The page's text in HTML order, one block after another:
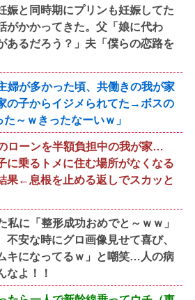
娠と同時期にプリンも妊娠してた
かかってきた。父「娘に代わ
あるだろう？」夫「僕らの恋路を
婦が多かった頃、共働きの我が家
の子からイジメられてた→ボスの
～ｗきったなーいｗ」
ローンを半額負担中の我が家…
に乗るトメに住む場所がなくなる
果←息根を止める返しでスカッと
私に「整形成功おめでと～ｗｗ」
不安な時にグロ画像見せて喜び、
キになってるｗ」と嘲笑…人の病
なよ！！